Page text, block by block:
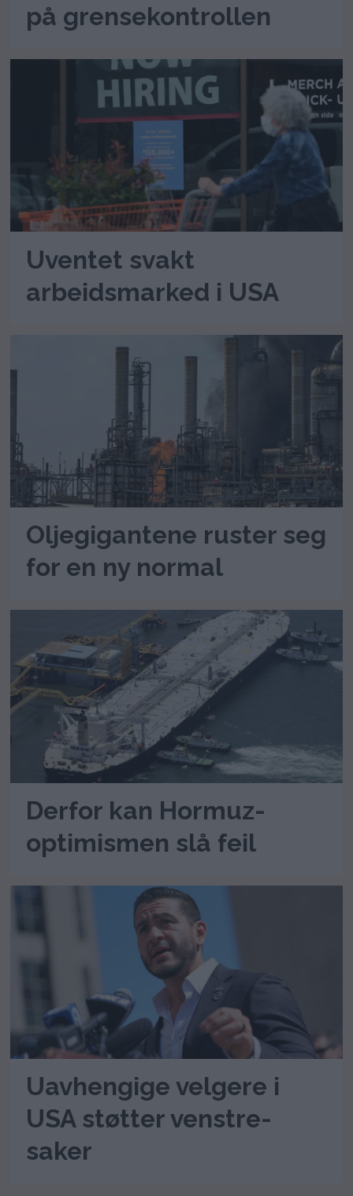
på grensekontrollen
Uventet svakt
arbeidsmarked i USA
Oljegigantene ruster seg
for en ny normal
Derfor kan Hormuz-
optimismen slå feil
Uavhengige velgere i
USA støtter venstre-
saker